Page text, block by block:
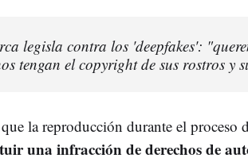
legisla contra los 'deepfakes':
tengan el copyright de sus rostros y
la reproducción durante el proceso
una infracción de derechos de